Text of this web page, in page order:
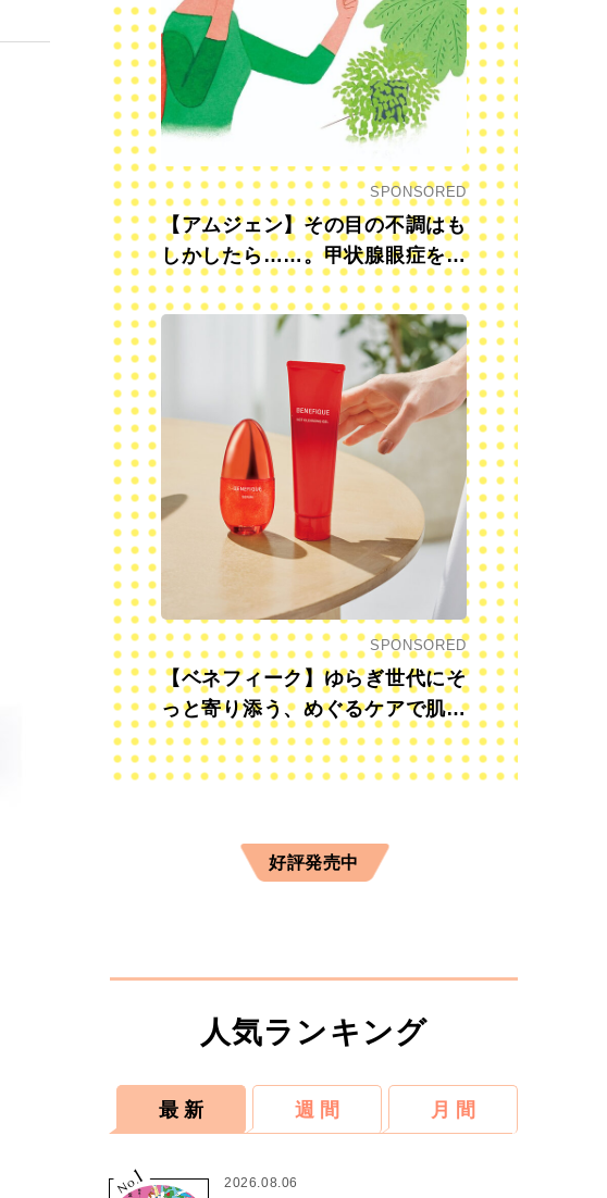
SPONSORED
【アムジェン】その目の不調はも
しかしたら……。甲状腺眼症を知
っていますか？
SPONSORED
【ベネフィーク】ゆらぎ世代にそ
っと寄り添う、めぐるケアで肌も
心も前向きに
好評発売中
人気ランキング
最 新 週 間 月 間
No.
1 2026.08.06